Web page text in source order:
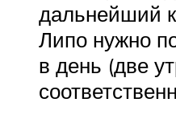
дальнейший
Липо нужно
в день (две